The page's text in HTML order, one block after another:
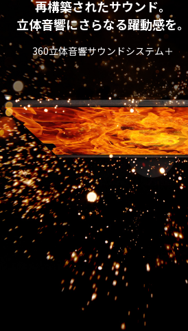
再構築されたサウンド。
立体音響にさらなる躍動感を。
360立体音響サウンドシステム＋